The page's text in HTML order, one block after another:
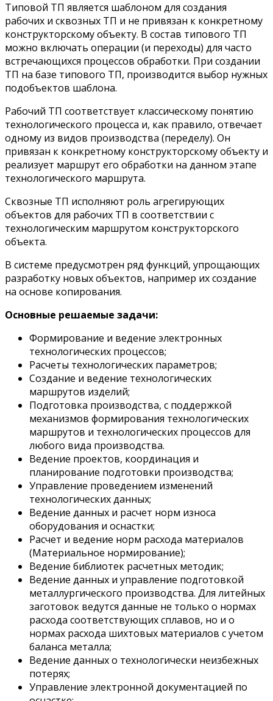
Типовой ТП является шаблоном для создания
рабочих и сквозных ТП и не привязан к конкретному
конструкторскому объекту. В состав типового ТП
можно включать операции (и переходы) для часто
встречающихся процессов обработки. При создании
ТП на базе типового ТП, производится выбор нужных
подобъектов шаблона.
Рабочий ТП соответствует классическому понятию
технологического процесса и, как правило, отвечает
одному из видов производства (переделу). Он
привязан к конкретному конструкторскому объекту и
реализует маршрут его обработки на данном этапе
технологического маршрута.
Сквозные ТП исполняют роль агрегирующих
объектов для рабочих ТП в соответствии с
технологическим маршрутом конструкторского
объекта.
В системе предусмотрен ряд функций, упрощающих
разработку новых объектов, например их создание
на основе копирования.
Основные решаемые задачи:
Формирование и ведение электронных
технологических процессов;
Расчеты технологических параметров;
Создание и ведение технологических
маршрутов изделий;
Подготовка производства, с поддержкой
механизмов формирования технологических
маршрутов и технологических процессов для
любого вида производства.
Ведение проектов, координация и
планирование подготовки производства;
Управление проведением изменений
технологических данных;
Ведение данных и расчет норм износа
оборудования и оснастки;
Расчет и ведение норм расхода материалов
(Материальное нормирование);
Ведение библиотек расчетных методик;
Ведение данных и управление подготовкой
металлургического производства. Для литейных
заготовок ведутся данные не только о нормах
расхода соответствующих сплавов, но и о
нормах расхода шихтовых материалов с учетом
баланса металла;
Ведение данных о технологически неизбежных
потерях;
Управление электронной документацией по